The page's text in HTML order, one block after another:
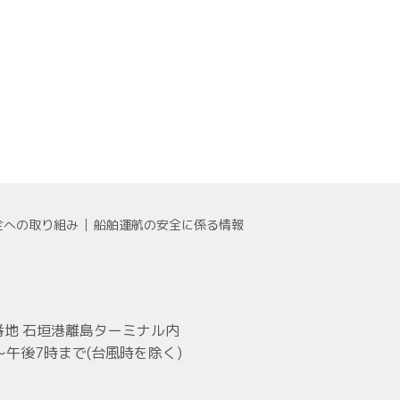
への取り組み 船舶運航の安全に係る情報
石垣港離島ターミナル内
午後7時まで(台風時を除く)